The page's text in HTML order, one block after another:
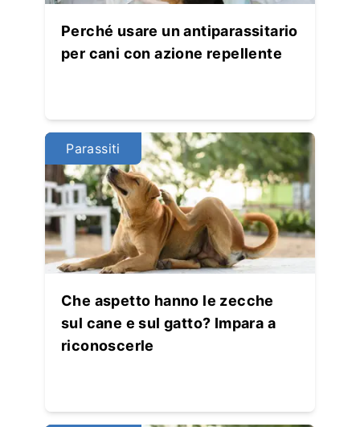
Perché usare un antiparassitario
per cani con azione repellente
Parassiti
Che aspetto hanno le zecche
sul cane e sul gatto? Impara a
riconoscerle